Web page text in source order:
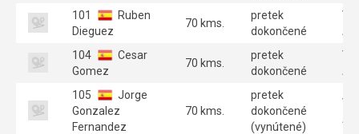
101
Ruben
Dieguez
70 kms.
pretek
dokončené
A
104
Cesar
Gomez
70 kms.
pretek
dokončené
A
105
Jorge
Gonzalez
Fernandez
70 kms.
pretek
dokončené
(vynútené)
A